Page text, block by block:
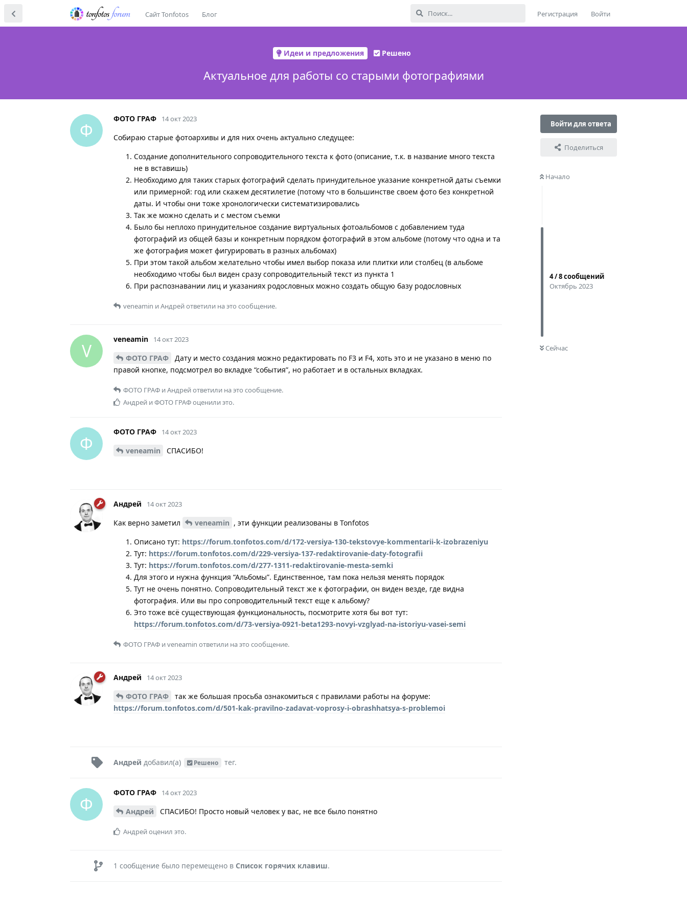
Сайт Tonfotos Блог Регистрация Войти
Идеи и предложения Решено
Актуальное для работы со старыми фотографиями
Войти для ответа
Поделиться
Начало
4/8сообщений
Октябрь 2023
Сейчас
Ф
ФОТО ГРАФ 14 окт 2023
Собираю старые фотоархивы и для них очень актуально следущее:
Создание дополнительного сопроводительного текста к фото (описание, т.к. в название много текста
не в вставишь)
Необходимо для таких старых фотографий сделать принудительное указание конкретной даты съемки
или примерной: год или скажем десятилетие (потому что в большинстве своем фото без конкретной
даты. И чтобы они тоже хронологически систематизировались
Так же можно сделать и с местом съемки
Было бы неплохо принудительное создание виртуальных фотоальбомов с добавлением туда
фотографий из общей базы и конкретным порядком фотографий в этом альбоме (потому что одна и та
же фотография может фигурировать в разных альбомах)
При этом такой альбом желательно чтобы имел выбор показа или плитки или столбец (в альбоме
необходимо чтобы был виден сразу сопроводительный текст из пункта 1
При распознавании лиц и указаниях родословных можно создать общую базу родословных
veneamin иАндрейответили на это сообщение.
V
veneamin 14 окт 2023
ФОТО ГРАФ
Дату и место создания можно редактировать по F3 и F4, хоть это и не указано в меню по
правой кнопке, подсмотрел во вкладке “события”, но работает и в остальных вкладках.
ФОТО ГРАФ иАндрейответили на это сообщение.
Андрей иФОТО ГРАФоценили это.
Ф
ФОТО ГРАФ 14 окт 2023
veneamin СПАСИБО!
Андрей 14 окт 2023
Как верно заметил veneamin , эти функции реализованы в Tonfotos
Описано тут: https://forum.tonfotos.com/d/172-versiya-130-tekstovye-kommentarii-k-izobrazeniyu
Тут: https://forum.tonfotos.com/d/229-versiya-137-redaktirovanie-daty-fotografii
Тут: https://forum.tonfotos.com/d/277-1311-redaktirovanie-mesta-semki
Для этого и нужна функция “Альбомы”. Единственное, там пока нельзя менять порядок
Тут не очень понятно. Сопроводительный текст же к фотографии, он виден везде, где видна
фотография. Или вы про сопроводительный текст еще к альбому?
Это тоже всё существующая функциональность, посмотрите хотя бы вот тут:
https://forum.tonfotos.com/d/73-versiya-0921-beta1293-novyi-vzglyad-na-istoriyu-vasei-semi
ФОТО ГРАФ иveneamin ответили на это сообщение.
Андрей 14 окт 2023
ФОТО ГРАФ
так же большая просьба ознакомиться с правилами работы на форуме:
https://forum.tonfotos.com/d/501-kak-pravilno-zadavat-voprosy-i-obrashhatsya-s-problemoi
Андрей добавил(а) Решено тег.
Ф
ФОТО ГРАФ 14 окт 2023
Андрей СПАСИБО! Просто новый человек у вас, не все было понятно
Андрейоценил это.
1 сообщение было перемещено в Список горячих клавиш.